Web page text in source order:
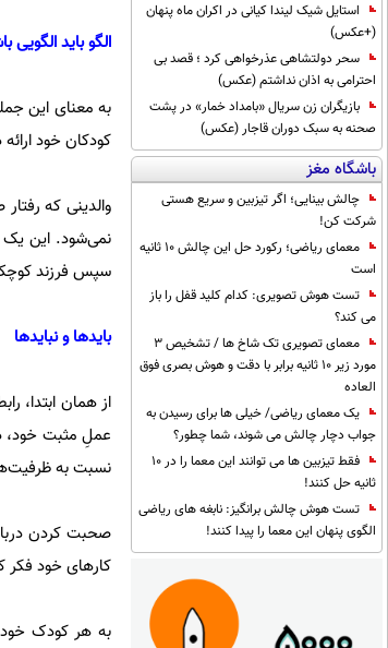
استایل شیک لیندا کیانی در اکران ماه پنهان
(+عکس)
سحر دولتشاهی عذرخواهی کرد ؛ قصد بی
احترامی به اذان نداشتم (عکس)
بازیگران زن سریال «بامداد خمار» در پشت
صحنه به سبک دوران قاجار (عکس)
باشگاه مغز
چالش بینایی؛ اگر تیزبین و سریع هستی
شرکت کن!
معمای ریاضی؛ رکورد حل این چالش 10 ثانیه
است
تست هوش تصویری: کدام کلید قفل را باز
می کند؟
معمای تصویری تک شاخ ها / تشخیص 3
مورد زیر 10 ثانیه برابر با دقت و هوش بصری فوق
العاده
یک معمای ریاضی/ خیلی ها برای رسیدن به
جواب دچار چالش می شوند، شما چطور؟
فقط تیزبین ها می توانند این معما را در 10
ثانیه حل کنند!
تست هوش چالش برانگیز: نابغه های ریاضی
الگوی پنهان این معما را پیدا کنند!
الگو باید
به معنای این
کودکان خود
والدینی که
نمی‌شود. این یک
سپس فرزند
بایدها و نبایدها
از همان ابتدا،
عملِ مثبت خود،
نسبت به
صحبت کردن
کارهای خود فکر
به هر کودک